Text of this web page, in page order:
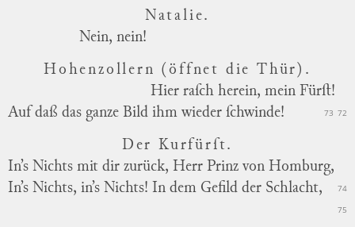
Natalie.
Nein, nein!
Hohenzollern (öffnet die Thür).
Hier raſch herein, mein Fürſt!
72
Auf daß das ganze Bild ihm wieder ſchwinde! 73
Der Kurfürſt.
In’s Nichts mit dir zurück, Herr Prinz von Homburg,
74
In’s Nichts, in’s Nichts! In dem Gefild der Schlacht,
75